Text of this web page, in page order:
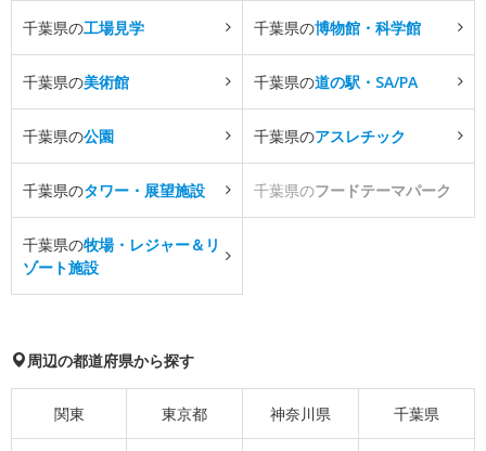
千葉県の工場見学 千葉県の博物館・科学館
千葉県の美術館 千葉県の道の駅・SA/PA
千葉県の公園 千葉県のアスレチック
千葉県のタワー・展望施設 千葉県のフードテーマパーク
千葉県の牧場・レジャー＆リ
ゾート施設
周辺の都道府県から探す
関東 東京都 神奈川県 千葉県